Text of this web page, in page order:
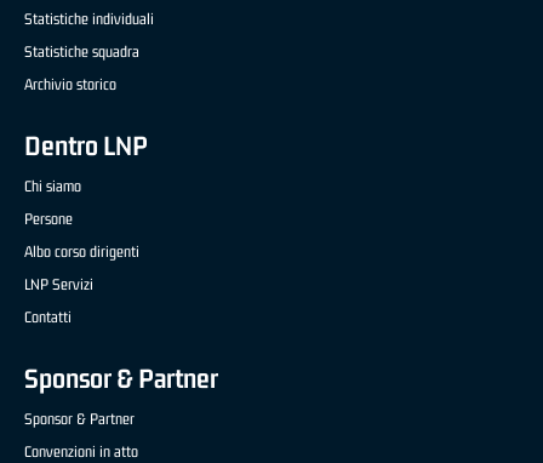
Statistiche individuali
Statistiche squadra
Archivio storico
Dentro LNP
Chi siamo
Persone
Albo corso dirigenti
LNP Servizi
Contatti
Sponsor & Partner
Sponsor & Partner
Convenzioni in atto